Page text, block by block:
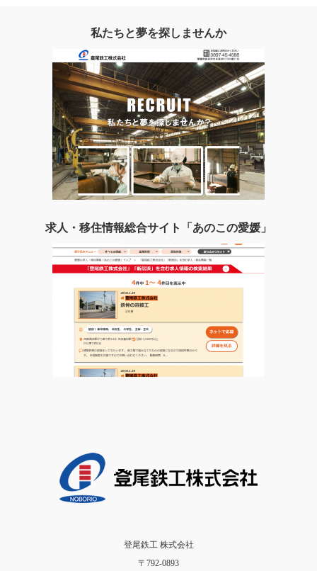
私たちと夢を探しませんか
求人・移住情報総合サイト「あのこの愛媛」
登尾鉄工 株式会社
〒792-0893